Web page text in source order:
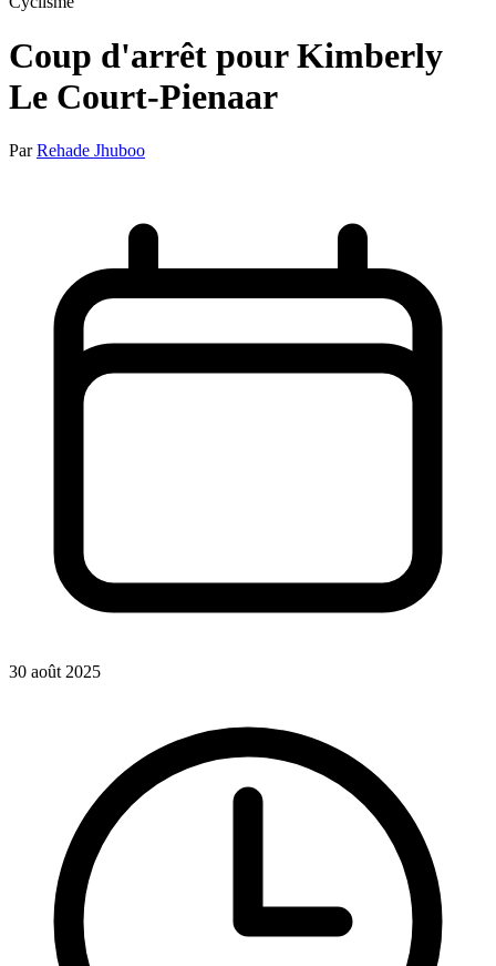
Coup d'arrêt pour Kimberly
Le Court-Pienaar
ParRehade Jhuboo
30 août 2025